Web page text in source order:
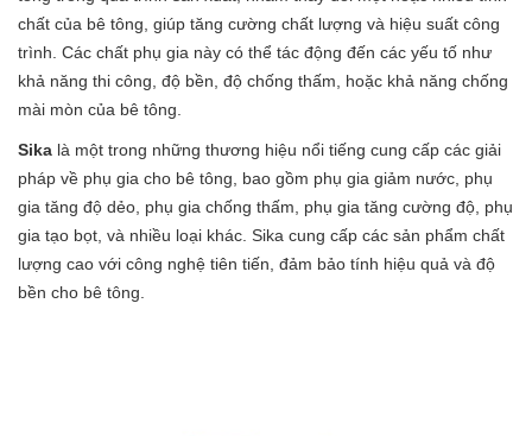
chất của bê tông, giúp tăng cường chất lượng và hiệu suất công
trình. Các chất phụ gia này có thể tác động đến các yếu tố như
khả năng thi công, độ bền, độ chống thấm, hoặc khả năng chống
mài mòn của bê tông.
Sika là một trong những thương hiệu nổi tiếng cung cấp các giải
pháp về phụ gia cho bê tông, bao gồm phụ gia giảm nước, phụ
gia tăng độ dẻo, phụ gia chống thấm, phụ gia tăng cường độ, phụ
gia tạo bọt, và nhiều loại khác. Sika cung cấp các sản phẩm chất
lượng cao với công nghệ tiên tiến, đảm bảo tính hiệu quả và độ
bền cho bê tông.